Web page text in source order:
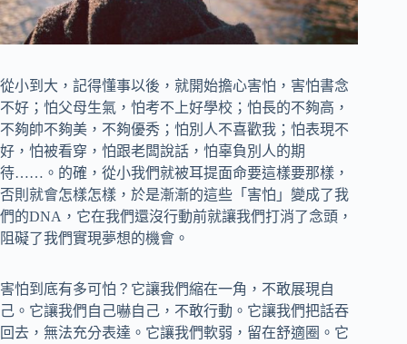
從小到大，記得懂事以後，就開始擔心害怕，害怕書念
不好；怕父母生氣，怕考不上好學校；怕長的不夠高，
不夠帥不夠美，不夠優秀；怕別人不喜歡我；怕表現不
好，怕被看穿，怕跟老闆說話，怕辜負別人的期
待……。的確，從小我們就被耳提面命要這樣要那樣，
否則就會怎樣怎樣，於是漸漸的這些「害怕」變成了我
們的DNA，它在我們還沒行動前就讓我們打消了念頭，
阻礙了我們實現夢想的機會。
害怕到底有多可怕？它讓我們縮在一角，不敢展現自
己。它讓我們自己嚇自己，不敢行動。它讓我們把話吞
回去，無法充分表達。它讓我們軟弱，留在舒適圈。它